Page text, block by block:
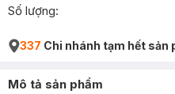
Số lượng:
337 Chi nhánh tạm hết sản
Mô tả sản phẩm